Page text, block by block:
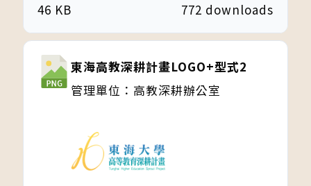
772 downloads
46 KB
東海高教深耕計畫LOGO+型式2
管理單位：高教深耕辦公室